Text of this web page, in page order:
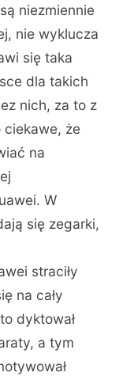
niezmiennie
nie wyklucza
się taka
dla takich
nich, za to z
ciekawe, że
na
W
się zegarki,
straciły
na cały
dyktował
a tym